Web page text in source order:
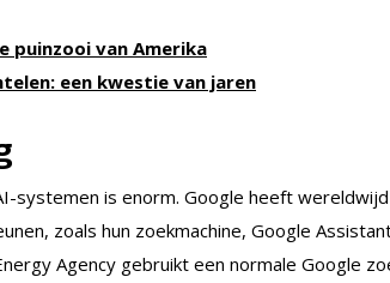
puinzooi van Amerika
een kwestie van jaren
systemen is enorm. Google heeft
zoals hun zoekmachine, Google
Agency gebruikt een normale Google